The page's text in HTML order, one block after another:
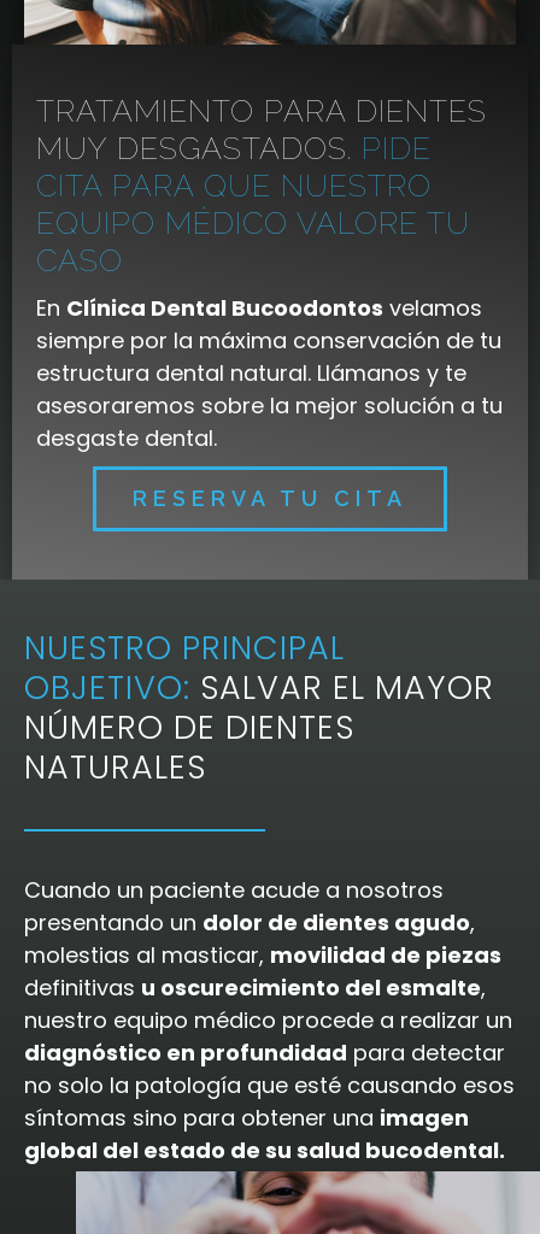
TRATAMIENTO PARA DIENTES
MUY DESGASTADOS. PIDE
CITA PARA QUE NUESTRO
EQUIPO MÉDICO VALORE TU
CASO
En Clínica Dental Bucoodontos velamos
siempre por la máxima conservación de tu
estructura dental natural. Llámanos y te
asesoraremos sobre la mejor solución a tu
desgaste dental.
RESERVA TU CITA
NUESTRO PRINCIPAL
OBJETIVO: SALVAR EL MAYOR
NÚMERO DE DIENTES
NATURALES
Cuando un paciente acude a nosotros
presentando un dolor de dientes agudo,
molestias al masticar, movilidad de piezas
definitivas u oscurecimiento del esmalte,
nuestro equipo médico procede a realizar un
diagnóstico en profundidad para detectar
no solo la patología que esté causando esos
síntomas sino para obtener una imagen
global del estado de su salud bucodental.